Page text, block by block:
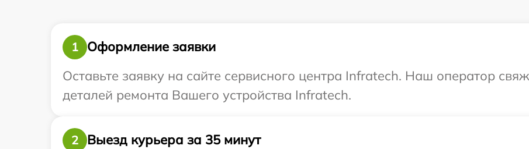
1
Оформление заявки
Оставьте заявку на сайте сервисного центра Infratech. Наш оператор
деталей ремонта Вашего устройства Infratech.
2
Выезд курьера за 35 минут